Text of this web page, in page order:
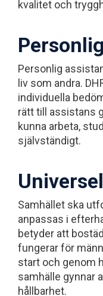
kvalitet och
Personlig
liv som andra.
individuella
rätt till assistans
kunna arbeta,
självständigt.
Samhället ska
anpassas i
betyder att
fungerar för
start och genom
samhälle gynnar
hållbarhet.